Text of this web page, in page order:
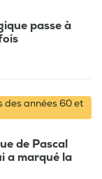
passe à
des années 60 et
de Pascal
a marqué la